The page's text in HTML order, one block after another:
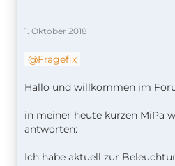
1. Oktober 2018
Fragefix
Hallo und willkommen im
in meiner heute kurzen MiPa
antworten:
Ich habe aktuell zur